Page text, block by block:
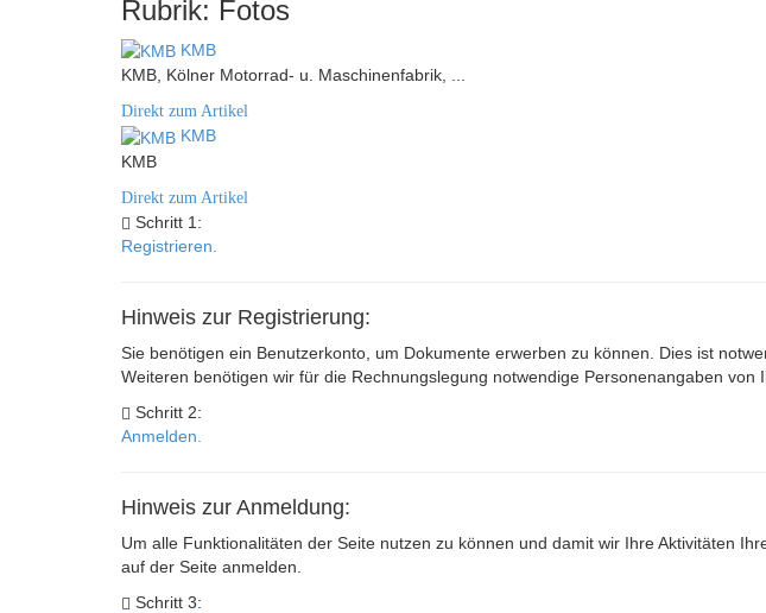
Rubrik: Fotos
KMB
KMB, Kölner Motorrad- u. Maschinenfabrik, ...
Direkt zum Artikel
KMB
KMB
Direkt zum Artikel
Schritt 1:
Registrieren.
Hinweis zur Registrierung:
Sie benötigen ein Benutzerkonto, um Dokumente erwerben zu können. Dies ist
Weiteren benötigen wir für die Rechnungslegung notwendige Personenangaben von
Schritt 2:
Anmelden.
Hinweis zur Anmeldung:
Um alle Funktionalitäten der Seite nutzen zu können und damit wir Ihre Aktivitäten
auf der Seite anmelden.
Schritt 3: